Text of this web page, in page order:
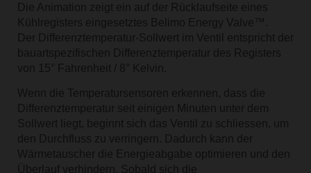
Die Animation zeigt ein auf der Rücklaufseite eines
Kühlregisters eingesetztes Belimo Energy Valve™.
Der Differenztemperatur-Sollwert im Ventil entspricht der
bauartspezifischen Differenztemperatur des Registers
von 15° Fahrenheit / 8° Kelvin.
Wenn die Temperatursensoren erkennen, dass die
Differenztemperatur seit einigen Minuten unter dem
Sollwert liegt, beginnt sich das Ventil zu schliessen, um
den Durchfluss zu verringern. Dadurch kann der
Wärmetauscher die Energieabgabe optimieren und den
Überlauf verhindern. Sobald sich die